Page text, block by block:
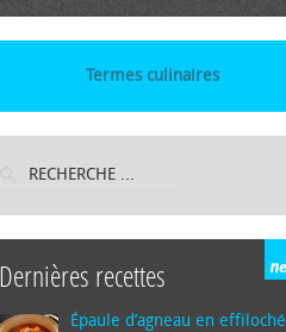
Termes culinaires
Dernières recettes
Épaule d’agneau en effiloché